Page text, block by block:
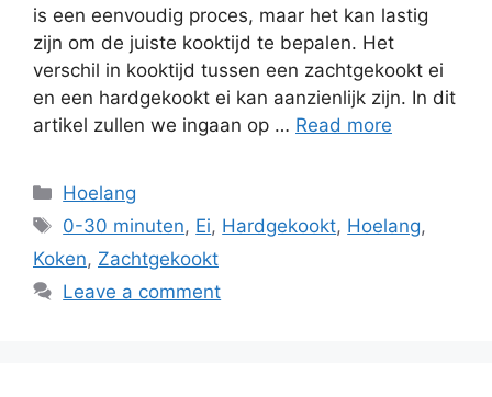
is een eenvoudig proces, maar het kan lastig
zijn om de juiste kooktijd te bepalen. Het
verschil in kooktijd tussen een zachtgekookt ei
en een hardgekookt ei kan aanzienlijk zijn. In dit
artikel zullen we ingaan op … Read more
Hoelang
0-30 minuten, Ei, Hardgekookt, Hoelang,
Koken, Zachtgekookt
Leave a comment